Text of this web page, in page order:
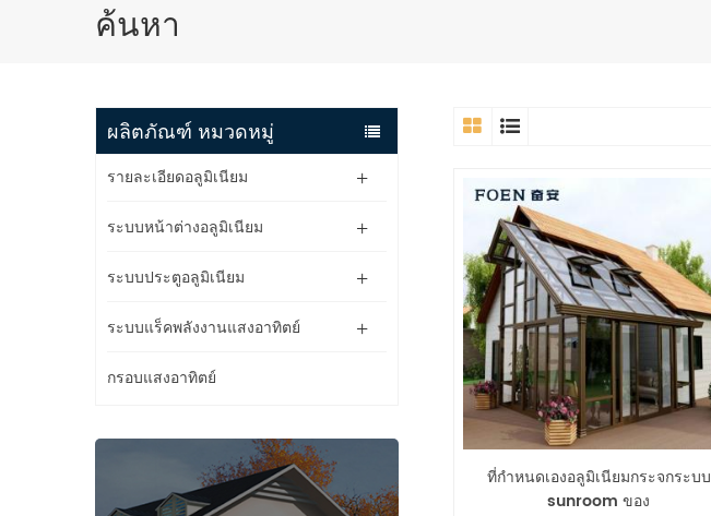
ค้นหา
ผลิตภัณฑ์ หมวดหมู่
รายละเอียดอลูมิเนียม
ระบบหน้าต่างอลูมิเนียม
ระบบประตูอลูมิเนียม
ระบบแร็คพลังงานแสงอาทิตย์
กรอบแสงอาทิตย์
ที่กำหนดเองอลูมิเนียมกระจกระบบ
sunroom ของ